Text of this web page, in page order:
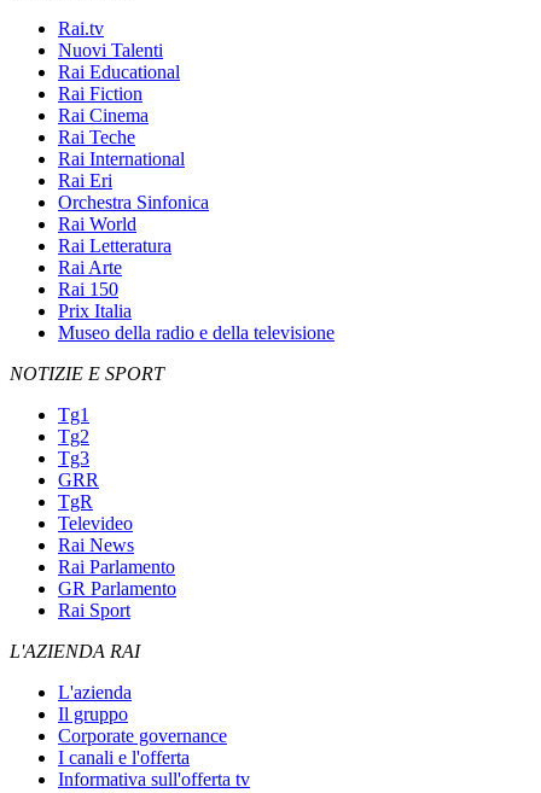
Rai.tv
Nuovi Talenti
Rai Educational
Rai Fiction
Rai Cinema
Rai Teche
Rai International
Rai Eri
Orchestra Sinfonica
Rai World
Rai Letteratura
Rai Arte
Rai 150
Prix Italia
Museo della radio e della televisione
NOTIZIE E SPORT
Tg1
Tg2
Tg3
GRR
TgR
Televideo
Rai News
Rai Parlamento
GR Parlamento
Rai Sport
L'AZIENDA RAI
L'azienda
Il gruppo
Corporate governance
I canali e l'offerta
Informativa sull'offerta tv